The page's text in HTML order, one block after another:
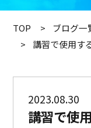
TOP
ブログ一
講習で使用す
2023.08.30
講習で使